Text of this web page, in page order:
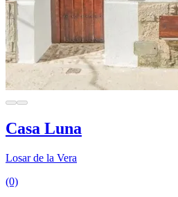
Casa Luna
Losar de la Vera
(0)